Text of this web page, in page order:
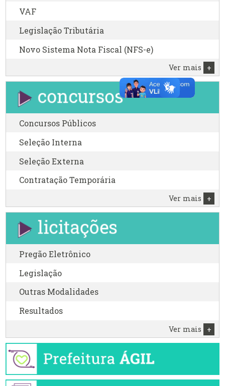
VAF
Legislação Tributária
Novo Sistema Nota Fiscal (NFS-e)
Ver mais +
Concursos Públicos
Seleção Interna
Seleção Externa
Contratação Temporária
Ver mais +
Pregão Eletrônico
Legislação
Outras Modalidades
Resultados
Ver mais +